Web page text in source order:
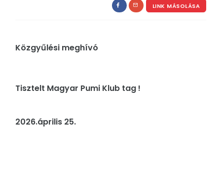
LINK MÁSOLÁSA
Közgyűlési meghívó
Tisztelt Magyar Pumi Klub tag !
2026.április 25.